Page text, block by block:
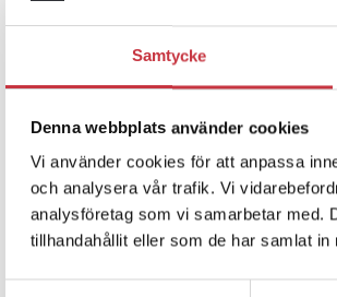
Samtycke
Denna webbplats använder cookies
Vi använder cookies för att anpassa
och analysera vår trafik. Vi
analysföretag som vi samarbetar med.
tillhandahållit eller som de har samlat